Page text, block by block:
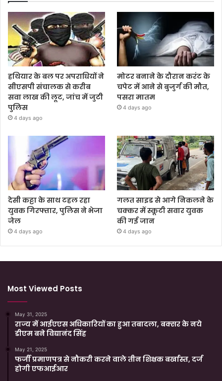
हथियार के बल पर अपराधियों ने
सीएसपी संचालक से करीब
सवा लाख की लूट, जांच में जुटी
पुलिस
4 days ago
मोटर बनाने के दौरान करंट के
चपेट में आने से बुजुर्ग की मौत,
पसरा मातम
4 days ago
देसी कट्टा के साथ टहल रहा
युवक गिरफ्तार, पुलिस ने भेजा
जेल
4 days ago
गलत साइड से आगे निकलने के
चक्कर में स्कूटी सवार युवक
की गई जान
4 days ago
Most Viewed Posts
May 31, 2025
राज्य में आईएएस अधिकारियों का हुआ तबादला, बक्सर के नये
डीएम बने विद्यानंद सिंह
May 21, 2025
फर्जी प्रमाणपत्र से नौकरी करने वाले तीन शिक्षक बर्खास्त, दर्ज
होगी एफआईआर